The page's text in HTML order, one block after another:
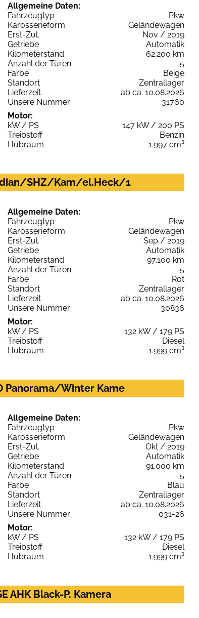
Allgemeine Daten:
Fahrzeugtyp
Pkw
Karosserieform
Geländewagen
Erst-Zul.
Nov / 2019
Getriebe
Automatik
Kilometerstand
62.200 km
Anzahl der Türen
5
Farbe
Beige
Standort
Zentrallager
Lieferzeit
ab ca. 10.08.2026
Unsere Nummer
31760
Motor:
kW / PS
147 kW / 200 PS
Treibstoff
Benzin
Hubraum
1.997 cm³
SHZ/Kam/el.Heck/1
Allgemeine Daten:
Fahrzeugtyp
Pkw
Karosserieform
Geländewagen
Erst-Zul.
Sep / 2019
Getriebe
Automatik
Kilometerstand
97.100 km
Anzahl der Türen
5
Farbe
Rot
Standort
Zentrallager
Lieferzeit
ab ca. 10.08.2026
Unsere Nummer
30836
Motor:
kW / PS
132 kW / 179 PS
Treibstoff
Diesel
Hubraum
1.999 cm³
Panorama/Winter Kame
Allgemeine Daten:
Fahrzeugtyp
Pkw
Karosserieform
Geländewagen
Erst-Zul.
Okt / 2019
Getriebe
Automatik
Kilometerstand
91.000 km
Anzahl der Türen
5
Farbe
Blau
Standort
Zentrallager
Lieferzeit
ab ca. 10.08.2026
Unsere Nummer
031-26
Motor:
kW / PS
132 kW / 179 PS
Treibstoff
Diesel
Hubraum
1.999 cm³
AHK Black-P. Kamera